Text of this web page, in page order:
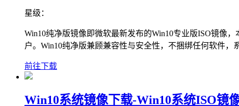
星级：
Win10纯净版镜像即微软最新发布的Win10专业版ISO镜像
户。Win10纯净版兼顾兼容性与安全性，不捆绑任何软件，
前往下载
Win10系统镜像下载-Win10系统ISO镜